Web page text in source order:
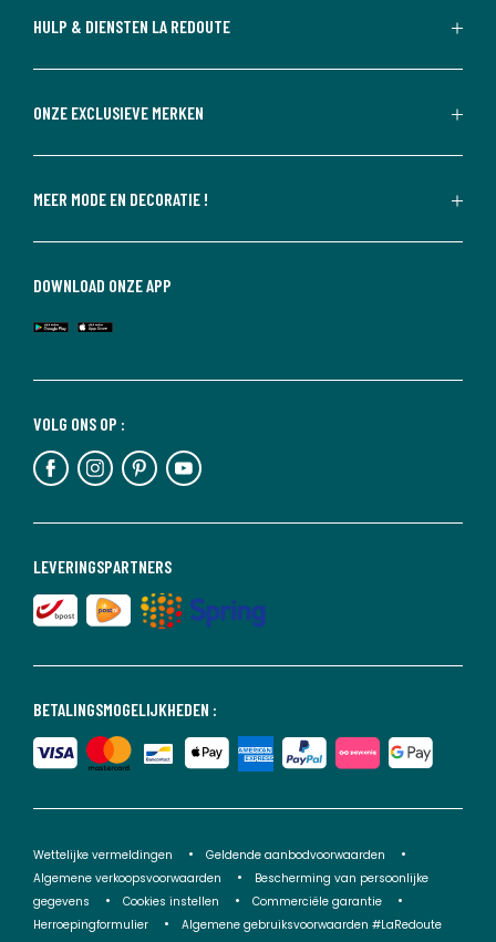
HULP & DIENSTEN LA REDOUTE
ONZE EXCLUSIEVE MERKEN
MEER MODE EN DECORATIE !
BETALINGSMOGELIJKHEDEN :
LEVERINGSPARTNERS
VOLG ONS OP :
DOWNLOAD ONZE APP
Wettelijke vermeldingen
Geldende aanbodvoorwaarden
Algemene verkoopsvoorwaarden
Bescherming van persoonlijke
gegevens
Cookies instellen
Commerciële garantie
Herroepingformulier
Algemene gebruiksvoorwaarden #LaRedoute